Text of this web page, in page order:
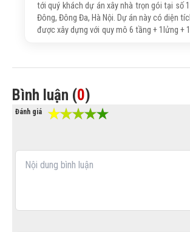
tới quý khách dự án xây nhà trọn gói tại số
Đông, Đông Đa, Hà Nội. Dự án này có diện
được xây dựng với quy mô 6 tầng + 1lửng +
Bình luận (0)
Đánh giá